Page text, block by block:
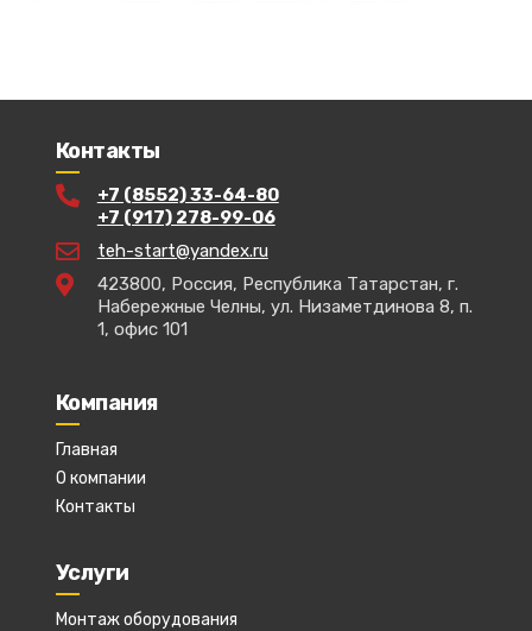
Контакты
+7 (8552) 33-64-80
+7 (917) 278-99-06
teh-start@yandex.ru
423800, Россия, Республика Татарстан, г.
Набережные Челны, ул. Низаметдинова 8, п.
1, офис 101
Компания
Главная
О компании
Контакты
Услуги
Монтаж оборудования